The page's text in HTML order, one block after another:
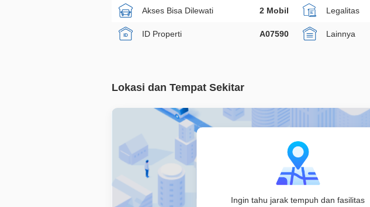
Akses Bisa Dilewati 2 Mobil Legalitas
ID Properti A07590 Lainnya
Lokasi dan Tempat Sekitar
Ingin tahu jarak tempuh dan fasilitas